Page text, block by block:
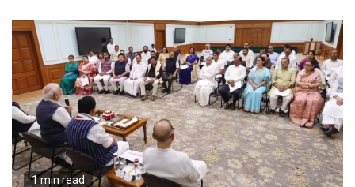
1 min read